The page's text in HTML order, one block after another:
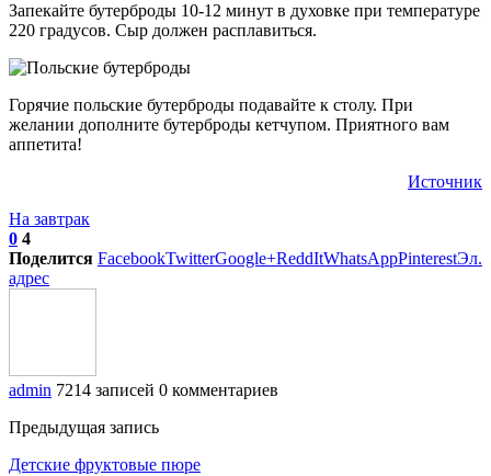
Запекайте бутерброды 10-12 минут в духовке при температуре
220 градусов. Сыр должен расплавиться.
Горячие польские бутерброды подавайте к столу. При
желании дополните бутерброды кетчупом. Приятного вам
аппетита!
Источник
На завтрак
0 4
Поделится FacebookTwitterGoogle+ReddItWhatsAppPinterestЭл.
адрес
admin 7214 записей 0 комментариев
Предыдущая запись
Детские фруктовые пюре